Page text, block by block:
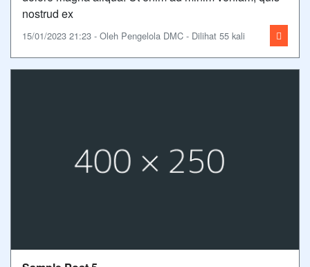
nostrud ex
15/01/2023 21:23 - Oleh Pengelola DMC - Dilihat 55 kali